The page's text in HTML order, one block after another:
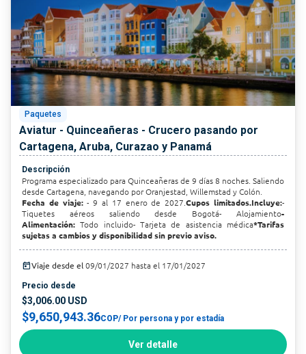
Paquetes
Aviatur - Quinceañeras - Crucero pasando por
Cartagena, Aruba, Curazao y Panamá
Descripción
Programa especializado para Quinceañeras de 9 días 8 noches. Saliendo
desde Cartagena, navegando por Oranjestad, Willemstad y Colón.
Fecha de viaje:- 9 al 17 enero de 2027.Cupos limitados.Incluye:-
Tiquetes aéreos saliendo desde Bogotá- Alojamiento-
Alimentación:Todo incluido- Tarjeta de asistencia médica*Tarifas
sujetas a cambios y disponibilidad sin previo aviso.
todayViaje desde el09/01/2027 hasta el 17/01/2027
Precio desde
$3,006.00 USD
$9,650,943.36COP/ Por persona y por estadía
Ver detalle